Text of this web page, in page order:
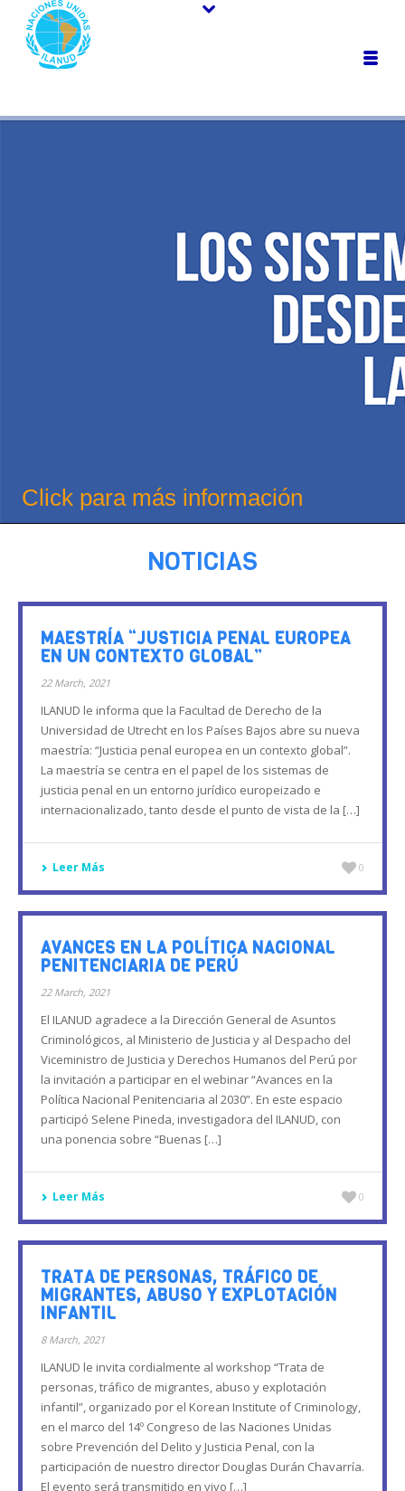
Click para más información
NOTICIAS
MAESTRÍA “JUSTICIA PENAL EUROPEA
EN UN CONTEXTO GLOBAL”
22 March, 2021
ILANUD le informa que la Facultad de Derecho de la
Universidad de Utrecht en los Países Bajos abre su nueva
maestría: “Justicia penal europea en un contexto global”.
La maestría se centra en el papel de los sistemas de
justicia penal en un entorno jurídico europeizado e
internacionalizado, tanto desde el punto de vista de la […]
Leer Más 0
AVANCES EN LA POLÍTICA NACIONAL
PENITENCIARIA DE PERÚ
22 March, 2021
El ILANUD agradece a la Dirección General de Asuntos
Criminológicos, al Ministerio de Justicia y al Despacho del
Viceministro de Justicia y Derechos Humanos del Perú por
la invitación a participar en el webinar “Avances en la
Política Nacional Penitenciaria al 2030”. En este espacio
participó Selene Pineda, investigadora del ILANUD, con
una ponencia sobre “Buenas […]
Leer Más 0
TRATA DE PERSONAS, TRÁFICO DE
MIGRANTES, ABUSO Y EXPLOTACIÓN
INFANTIL
8 March, 2021
ILANUD le invita cordialmente al workshop “Trata de
personas, tráfico de migrantes, abuso y explotación
infantil”, organizado por el Korean Institute of Criminology,
en el marco del 14º Congreso de las Naciones Unidas
sobre Prevención del Delito y Justicia Penal, con la
participación de nuestro director Douglas Durán Chavarría.
El evento será transmitido en vivo […]